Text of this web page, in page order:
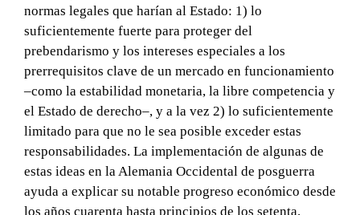
normas legales que harían al Estado: 1) lo
suficientemente fuerte para proteger del
prebendarismo y los intereses especiales a los
prerrequisitos clave de un mercado en funcionamiento
–como la estabilidad monetaria, la libre competencia y
el Estado de derecho–, y a la vez 2) lo suficientemente
limitado para que no le sea posible exceder estas
responsabilidades. La implementación de algunas de
estas ideas en la Alemania Occidental de posguerra
ayuda a explicar su notable progreso económico desde
los años cuarenta hasta principios de los setenta.